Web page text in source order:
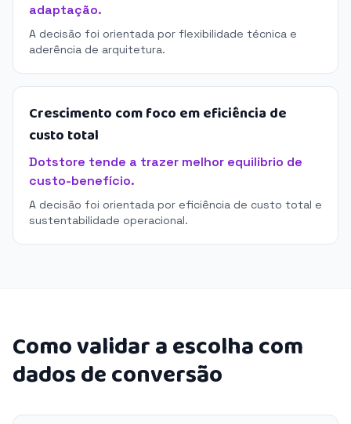
adaptação.
A decisão foi orientada por flexibilidade técnica e
aderência de arquitetura.
Crescimento com foco em eficiência de
custo total
Dotstore tende a trazer melhor equilíbrio de
custo-benefício.
A decisão foi orientada por eficiência de custo total e
sustentabilidade operacional.
Como validar a escolha com
dados de conversão